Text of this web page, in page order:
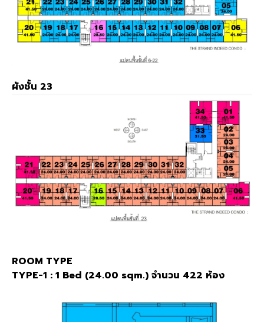
ผังชั้น 23
ROOM TYPE
TYPE-1 : 1 Bed (24.00 sqm.) จำนวน 422 ห้อง